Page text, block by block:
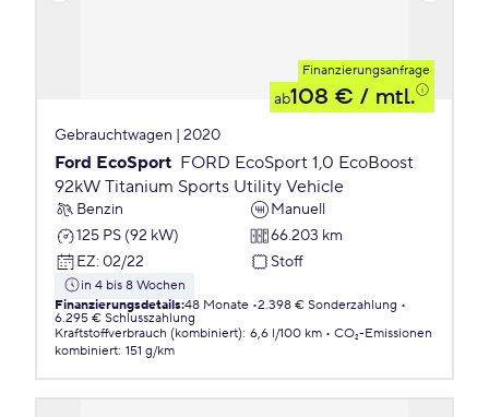
Finanzierungsanfrage
ab108 € / mtl.
Gebrauchtwagen | 2020
Ford EcoSport FORD EcoSport 1,0 EcoBoost
92kW Titanium Sports Utility Vehicle
Benzin
Manuell
125 PS (92 kW)
66.203 km
EZ: 02/22 Stoff
in 4 bis 8 Wochen
Finanzierungsdetails:48 Monate 2.398 € Sonderzahlung
6.295 € Schlusszahlung
Kraftstoffverbrauch (kombiniert): 6,6 l/100 km
CO₂-Emissionen
kombiniert: 151 g/km